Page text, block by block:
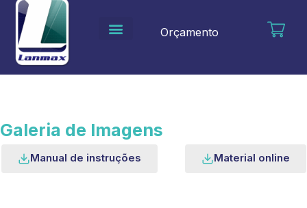
para
conteúdo
Orçamento
Galeria de Imagens
Manual de instruções Material online